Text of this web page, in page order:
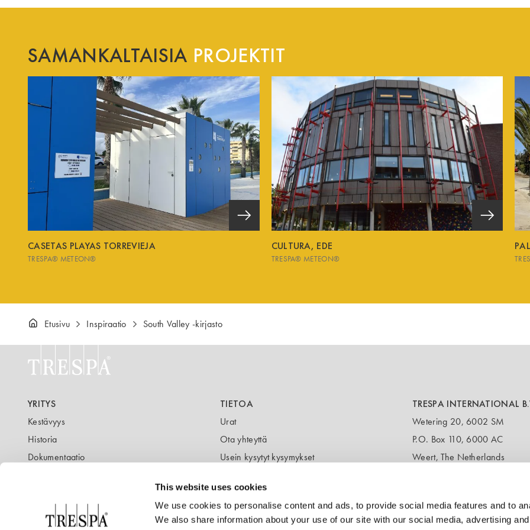
This website uses cookies
We use cookies to personalise content and ads, to provide social media features and to
We also share information about your use of our site with our social media, advertising
SAMANKALTAISIA PROJEKTIT
CASETAS PLAYAS TORREVIEJA
TRESPA® METEON®
CULTURA, EDE
TRESPA® METEON®
Etusivu Inspiraatio South Valley -kirjasto
YRITYS
Kestävyys
Historia
Dokumentaatio
TIETOA
Urat
Ota yhteyttä
Usein kysytyt kysymykset
TRESPA INTERNATIONAL
Wetering 20, 6002 SM
P.O. Box 110, 6000 AC
Weert, The Netherlands
T:+31 495 458 358
(Headquarters)